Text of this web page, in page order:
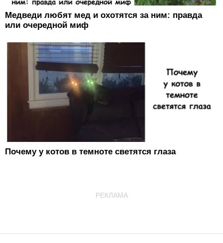
Медведи любят мед и охотятся за ним: правда
или очередной миф
Почему у котов в темноте светятся глаза
РЕКЛАМА